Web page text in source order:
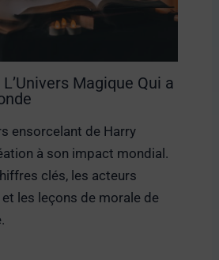
Magique Qui a
ensorcelant de Harry
à son impact mondial.
clés, les acteurs
les leçons de morale de